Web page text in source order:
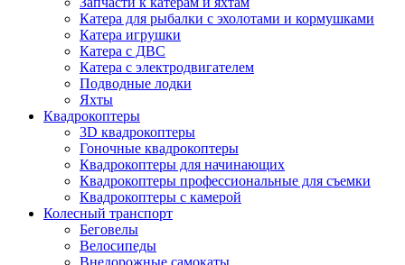
Катера для рыбалки с эхолотами и кормушками
Катера игрушки
Катера с ДВС
Катера с электродвигателем
Подводные лодки
Яхты
Квадрокоптеры
3D квадрокоптеры
Гоночные квадрокоптеры
Квадрокоптеры для начинающих
Квадрокоптеры профессиональные для съемки
Квадрокоптеры с камерой
Колесный транспорт
Беговелы
Велосипеды
Внедорожные самокаты